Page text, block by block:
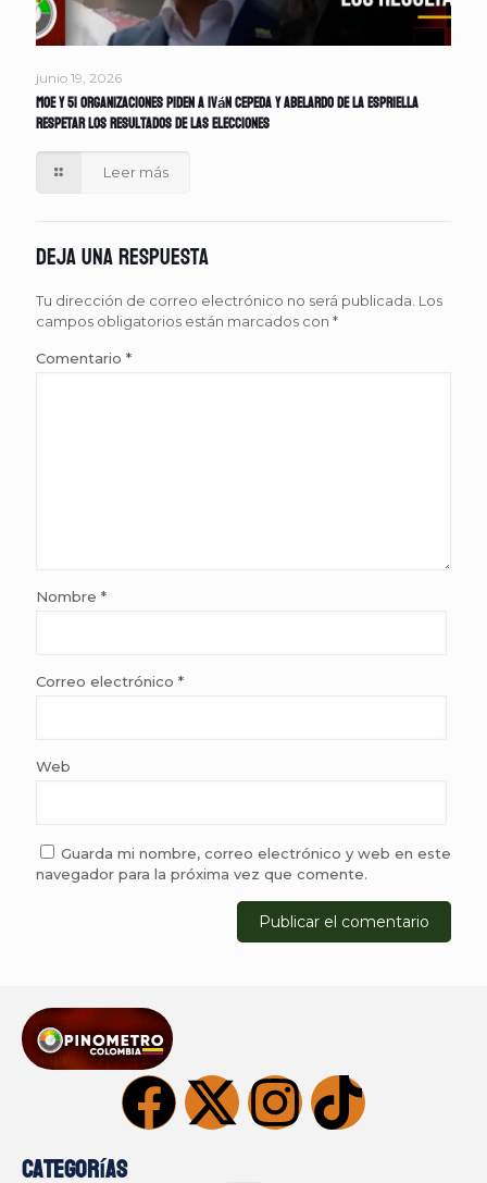
junio 19, 2026
MOE y 51 organizaciones piden a Iván Cepeda y Abelardo de la Espriella
respetar los resultados de las elecciones
Leer más
Deja una respuesta
Tu dirección de correo electrónico no será publicada. Los
campos obligatorios están marcados con *
Comentario *
Nombre *
Correo electrónico *
Web
Guarda mi nombre, correo electrónico y web en este
navegador para la próxima vez que comente.
Categorías